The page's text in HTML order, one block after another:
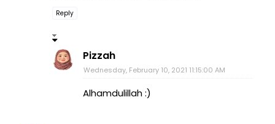
Reply
Pizzah
Wednesday, February 10, 2021 11:15:00 AM
Alhamdulillah :)